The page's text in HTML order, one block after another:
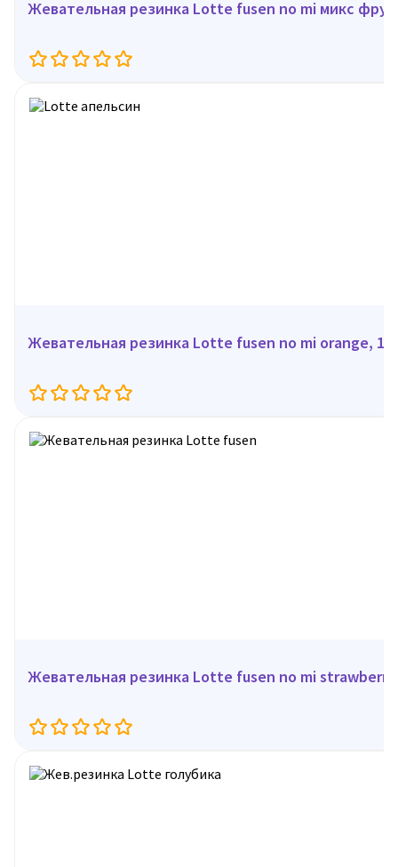
Жевательная резинка Lotte
Жевательная резинка Lotte fusen no mi orange, 15
Жевательная резинка Lotte fusen no mi